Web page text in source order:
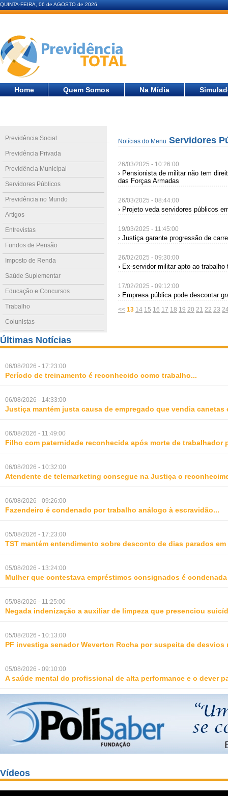
QUINTA-FEIRA, 06 de AGOSTO de 2026
Home Quem Somos Na Mídia
Previdência Social
Previdência Privada
Previdência Municipal
Servidores Públicos
Previdência no Mundo
Artigos
Entrevistas
Fundos de Pensão
Imposto de Renda
Saúde Suplementar
Educação e Concursos
Trabalho
Colunistas
Notícias do Menu Servidores
26/03/2025 - 10:26:00
› Pensionista de militar não tem
das Forças Armadas
26/03/2025 - 08:44:00
› Projeto veda servidores públicos
19/03/2025 - 11:45:00
› Justiça garante progressão de
26/02/2025 - 09:30:00
› Ex-servidor militar apto ao
17/02/2025 - 09:12:00
› Empresa pública pode descontar
<< 13 14 15 16 17 18 19 20 21 22 23
Últimas Notícias
06/08/2026 - 17:23:00
Período de treinamento é reconhecido como trabalho...
06/08/2026 - 14:33:00
Justiça mantém justa causa de empregado que vendia canetas
06/08/2026 - 11:49:00
Filho com paternidade reconhecida após morte de trabalhador
06/08/2026 - 10:32:00
Atendente de telemarketing consegue na Justiça o
06/08/2026 - 09:26:00
Fazendeiro é condenado por trabalho análogo à escravidão...
05/08/2026 - 17:23:00
TST mantém entendimento sobre desconto de dias parados
05/08/2026 - 13:24:00
Mulher que contestava empréstimos consignados é
05/08/2026 - 11:25:00
Negada indenização a auxiliar de limpeza que presenciou
05/08/2026 - 10:13:00
PF investiga senador Weverton Rocha por suspeita de desvios
05/08/2026 - 09:10:00
A saúde mental do profissional de alta performance e o dever
Vídeos